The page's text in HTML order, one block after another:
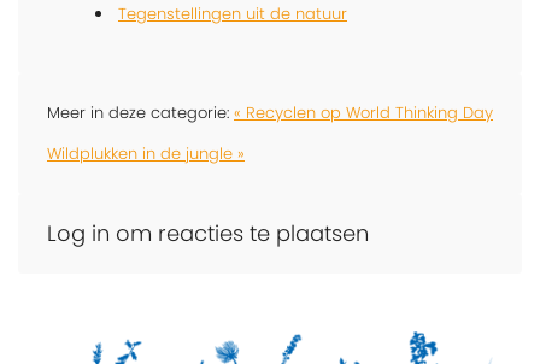
Tegenstellingen uit de natuur
Meer in deze categorie: « Recyclen op World Thinking Day
Wildplukken in de jungle »
Log in om reacties te plaatsen